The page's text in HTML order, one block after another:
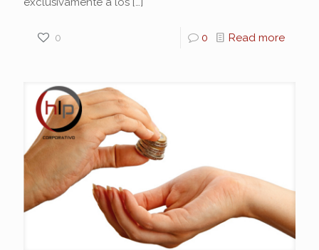
0 0 Read more